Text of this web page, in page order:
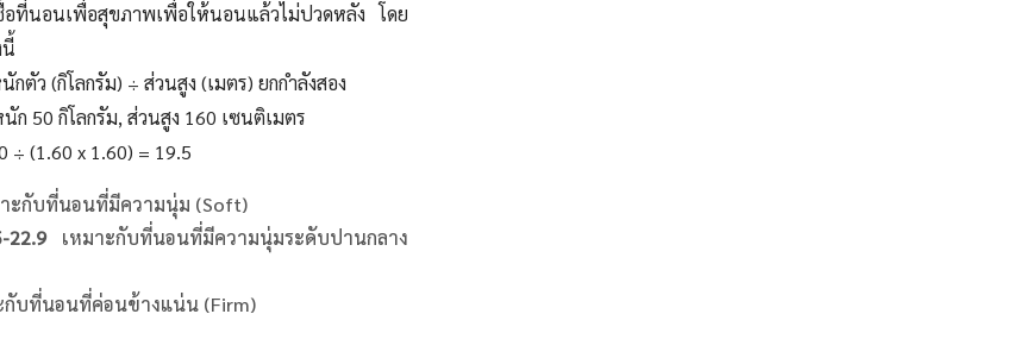
อที่นอนเพื่อสุขภาพเพื่อให้นอนแล้วไม่ปวดหลัง โดย
ตัว (กิโลกรัม) ÷ ส่วนสูง (เมตร) ยกกำลังสอง
ก 50 กิโลกรัม, ส่วนสูง 160 เซนติเมตร
÷ (1.60 x 1.60) = 19.5
ะกับที่นอนที่มีความนุ่ม (Soft)
22.9เหมาะกับที่นอนที่มีความนุ่มระดับปานกลาง
กับที่นอนที่ค่อนข้างแน่น(Firm)